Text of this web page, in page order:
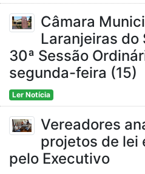
Câmara
Laranjeiras do
30ª Sessão
segunda-feira (15)
Ler Notícia
Vereadores
projetos de lei
pelo Executivo